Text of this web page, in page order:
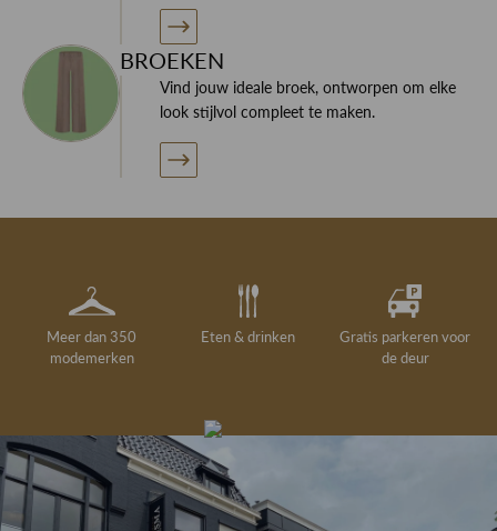
BROEKEN
Vind jouw ideale broek, ontworpen om elke
look stijlvol compleet te maken.
Meer dan 350
modemerken
Eten & drinken
Gratis parkeren voor
de deur
drankje
Gratis retourneren in
de winkel
Deskundig
kledingadvies
winkeloppervlak